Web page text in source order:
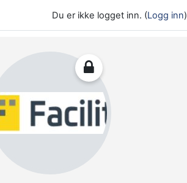
Du er ikke logget inn. (Logg inn)